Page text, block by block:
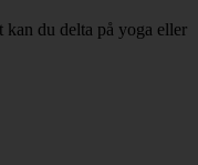
du delta på yoga eller